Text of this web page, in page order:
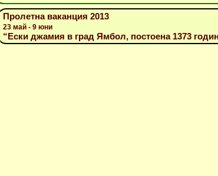
Пролетна ваканция 2013
23 май - 9 юни
“Ески джамия в град Ямбол, постоена 1373